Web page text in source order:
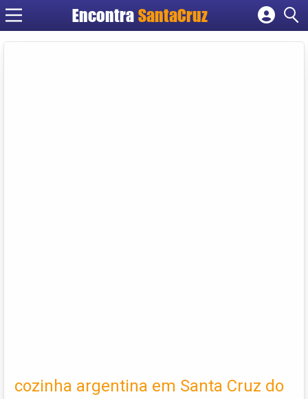
Encontra
Cadastrar empresa
cozinha argentina em Santa Cruz do